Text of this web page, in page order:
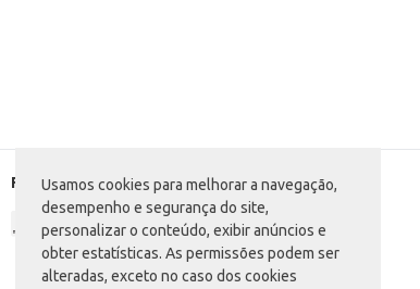
Usamos cookies para melhorar a navegação,
desempenho e segurança do site,
personalizar o conteúdo, exibir anúncios e
obter estatísticas. As permissões podem ser
alteradas, exceto no caso dos cookies
Formas de pagamento